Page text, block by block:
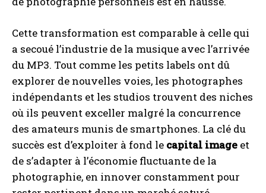
Cette transformation est comparable à celle qui
a secoué l’industrie de la musique avec l’arrivée
du MP3. Tout comme les petits labels ont dû
explorer de nouvelles voies, les photographes
indépendants et les studios trouvent des niches
où ils peuvent exceller malgré la concurrence
des amateurs munis de smartphones. La clé du
succès est d’exploiter à fond le capital image et
de s’adapter à l’économie fluctuante de la
photographie, en innover constamment pour